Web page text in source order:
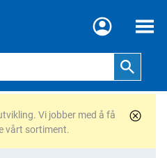
Meny
Vi jobber med å få
vårt sortiment.